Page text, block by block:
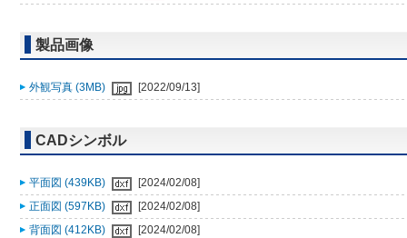
製品画像
外観写真 (3MB) [2022/09/13]
CADシンボル
平面図 (439KB)
[2024/02/08]
正面図 (597KB)
[2024/02/08]
背面図 (412KB)
[2024/02/08]